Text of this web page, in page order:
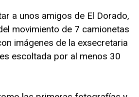
a unos amigos de El Dorado,
movimiento de 7 camionetas
imágenes de la exsecretaria
escoltada por al menos 30